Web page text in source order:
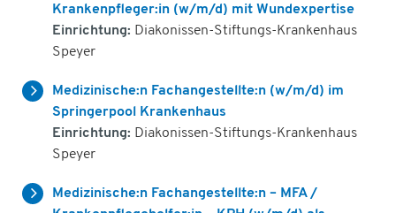
Krankenpfleger:in (w/m/d) mit Wundexpertise
Einrichtung: Diakonissen-Stiftungs-Krankenhaus
Speyer
Medizinische:n Fachangestellte:n (w/m/d) im
Springerpool Krankenhaus
Einrichtung: Diakonissen-Stiftungs-Krankenhaus
Speyer
Medizinische:n Fachangestellte:n – MFA /